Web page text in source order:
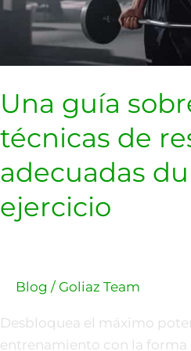
Una guía
técnicas de
adecuadas
ejercicio
Blog / Goliaz Team
Desbloquea el máximo
entrenamiento con la forma
el
ejercicio